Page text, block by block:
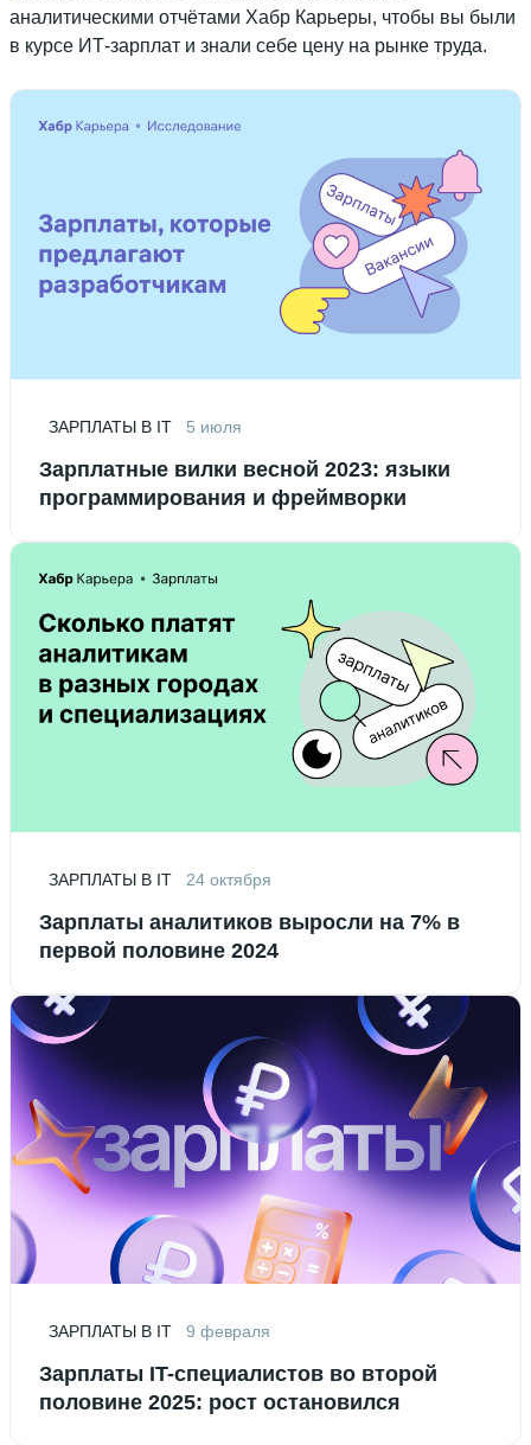
аналитическими отчётами Хабр Карьеры, чтобы вы были
в курсе ИТ-зарплат и знали себе цену на рынке труда.
ЗАРПЛАТЫ В IT 5 июля
Зарплатные вилки весной 2023: языки
программирования и фреймворки
ЗАРПЛАТЫ В IT 24 октября
Зарплаты аналитиков выросли на 7% в
первой половине 2024
ЗАРПЛАТЫ В IT 9 февраля
Зарплаты IT-специалистов во второй
половине 2025: рост остановился